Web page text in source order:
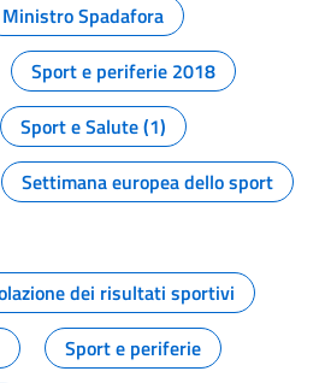
Ministro Spadafora
Sport e periferie 2018
Sport e Salute (1)
Settimana europea dello sport
dei risultati sportivi
Sport e periferie